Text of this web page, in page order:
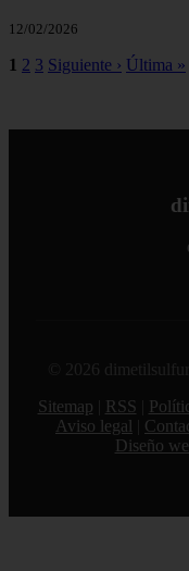
12/02/2026
1 2 3 Siguiente › Última »
© 2026
Sitemap
RSS
Aviso legal
Diseño